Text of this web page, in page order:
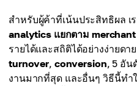
สำหรับผู้ค้าที่เน้นประสิทธิผล เ
analytics แยกตาม
รายได้และสถิติได้อย่างง่ายดา
turnover, conversion, 5 อัน
งานมากที่สุด และอื่นๆ วิธีนี้ทำ